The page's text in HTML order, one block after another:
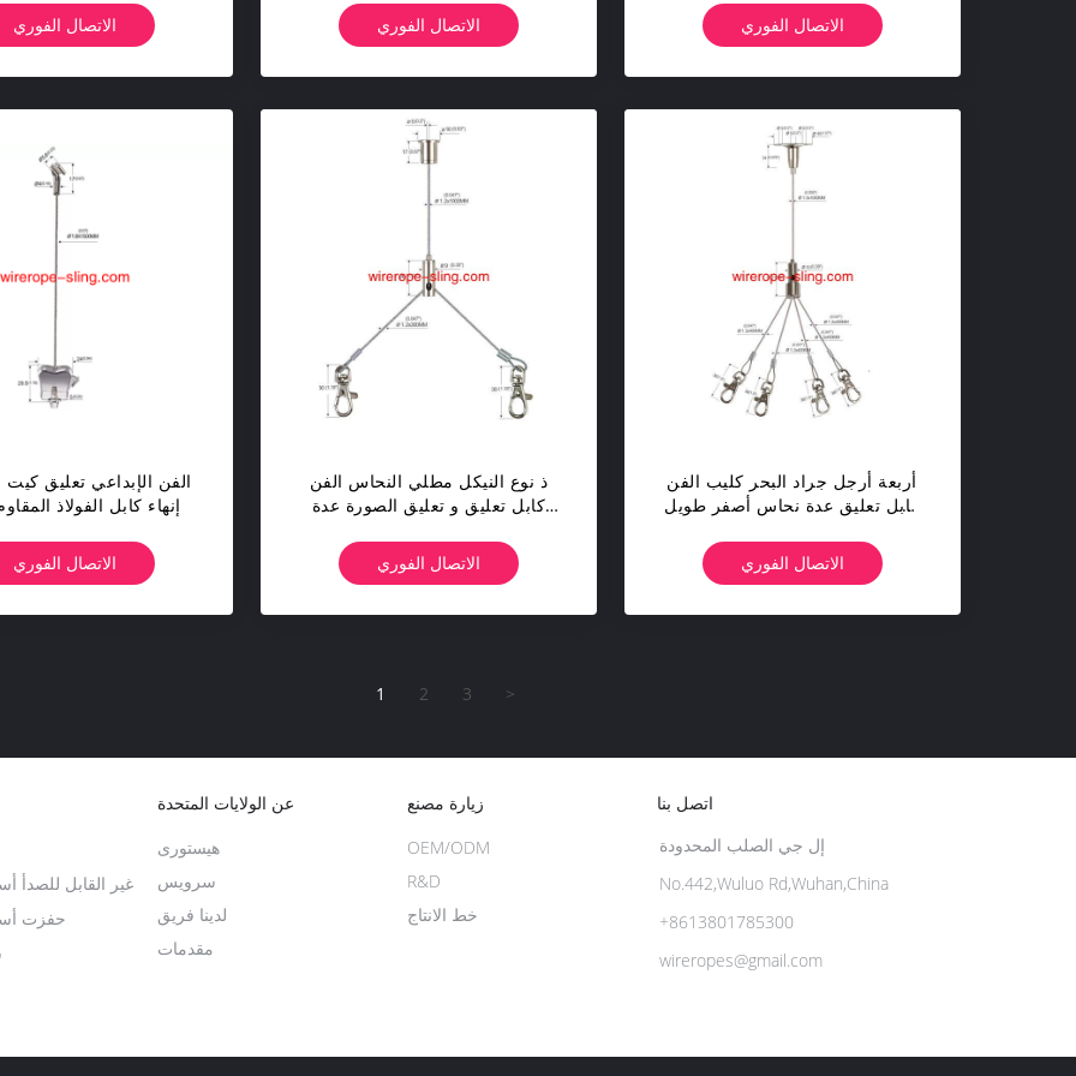
الاتصال الفوري
الاتصال الفوري
الاتصال الفوري
الفن الإبداعي تعليق كيت
إنهاء كابل الفولاذ
الاتصال الفوري
ذ نوع النيكل مطلي النحاس الفن
كابل تعليق و تعليق الصورة عدة
الاتصال الفوري
أربعة أرجل جراد البحر كليب الفن
كابل تعليق عدة نحاس أصفر طويل
الاتصال الفوري
1 2 3 >
غير القابل للصدأ
حفزت
عن الولايات المتحدة
مقدمات
هیستوری
سرویس
لدينا فريق
زيارة مصنع
خط الانتاج
OEM/ODM
R&D
اتصل بنا
إل جي الصلب المحدودة
No.442,Wuluo Rd,Wuhan,China
+8613801785300
wireropes@gmail.com